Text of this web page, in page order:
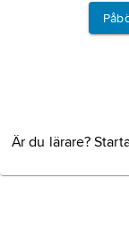
Är du lärare?